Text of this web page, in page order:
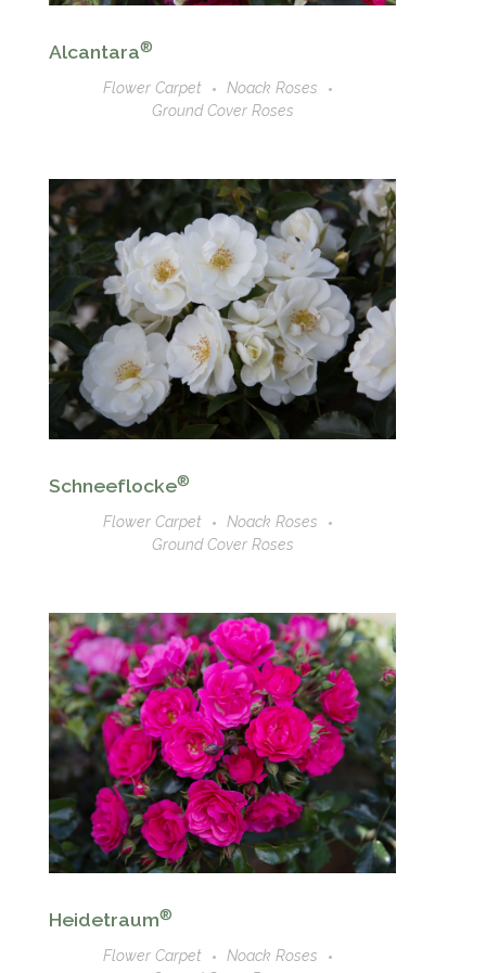
Alcantara®
Flower Carpet
Noack Roses
Ground Cover Roses
Schneeflocke®
Flower Carpet
Noack Roses
Ground Cover Roses
Heidetraum®
Flower Carpet
Noack Roses